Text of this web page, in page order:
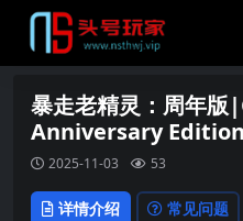
暴走老精灵：周年
Anniversary Edition
2025-11-03 53
详情介绍 常见问题